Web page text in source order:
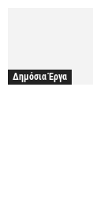
Δημόσια Έργα